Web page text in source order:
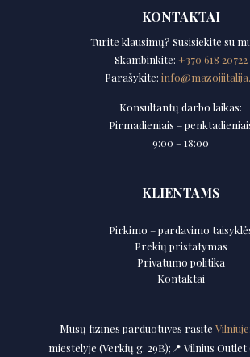
KONTAKTAI
Turite klausimų? Susisiekite su
Skambinkite: +370 618 20722
Parašykite:
Konsultantų darbo laikas:
Pirmadieniais –
9:00 – 18:00
KLIENTAMS
Pirkimo – pardavimo
Prekių pristatymas
Privatumo politika
Kontaktai
Mūsų fizines parduotuves rasite Vilniuje:
miestelyje (Verkių g. 29B);📍 Vilnius Outlet